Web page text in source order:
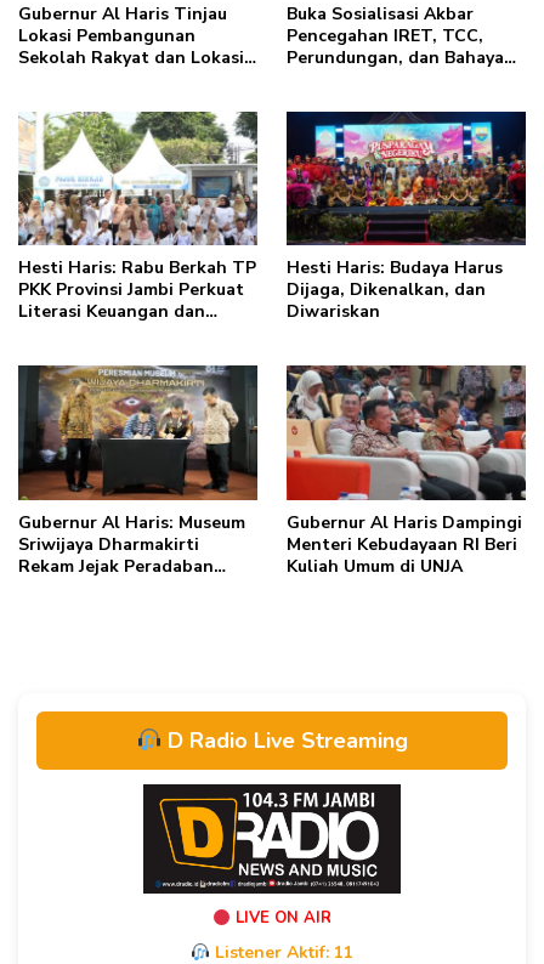
Gubernur Al Haris Tinjau
Lokasi Pembangunan
Sekolah Rakyat dan Lokasi
Buka Sosialisasi Akbar
Pencegahan IRET, TCC,
Perundungan, dan Bahaya
anakku bisa jaga diri, 60%
masa depan sudah ada di
tangan”
Hesti Haris: Rabu Berkah TP
PKK Provinsi Jambi Perkuat
Literasi Keuangan dan
Hesti Haris: Budaya Harus
Dijaga, Dikenalkan, dan
Diwariskan
Gubernur Al Haris: Museum
Sriwijaya Dharmakirti
Rekam Jejak Peradaban
Gubernur Al Haris Dampingi
Menteri Kebudayaan RI Beri
Kuliah Umum di UNJA
D Radio Live Streaming
LIVE ON AIR
Listener Aktif: 11